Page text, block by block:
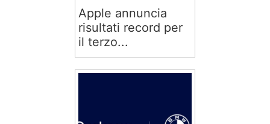
Apple annuncia
risultati record per
il terzo...